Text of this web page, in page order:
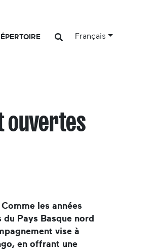
Français
ouvertes
les années
Pays Basque nord
vise à
en offrant une